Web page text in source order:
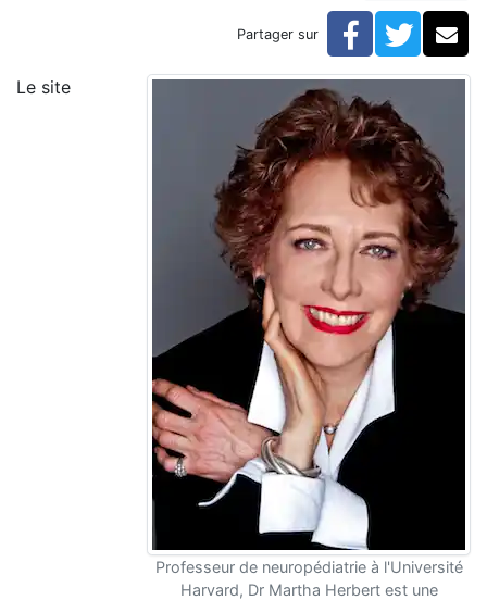
Hypersensibilités environnementales
Maladies chroniques infantiles : la voie du
Partager sur Facebook
Professeur de neuropédiatrie à l'Université
Harvard, Dr Martha Herbert est une
Le site